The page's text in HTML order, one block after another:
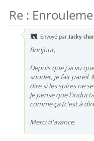
Re :
Envoyé par Jacky
Bonjour,
Depuis que j'ai vu
souder, je fait pareil.
dire si les spires ne
Je pense que
comme ça (c'est à
Merci d'avance.